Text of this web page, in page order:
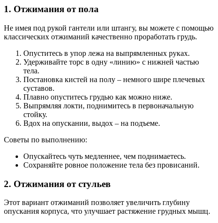
1. Отжимания от пола
Не имея под рукой гантели или штангу, вы можете с помощью
классических отжиманий качественно проработать грудь.
Опуститесь в упор лежа на выпрямленных руках.
Удерживайте торс в одну «линию» с нижней частью
тела.
Постановка кистей на полу – немного шире плечевых
суставов.
Плавно опуститесь грудью как можно ниже.
Выпрямляя локти, поднимитесь в первоначальную
стойку.
Вдох на опускании, выдох – на подъеме.
Советы по выполнению:
Опускайтесь чуть медленнее, чем поднимаетесь.
Сохраняйте ровное положение тела без провисаний.
2. Отжимания от стульев
Этот вариант отжиманий позволяет увеличить глубину
опускания корпуса, что улучшает растяжение грудных мышц.